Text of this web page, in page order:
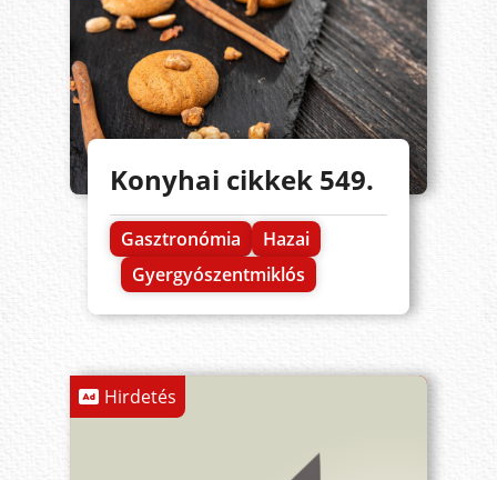
Konyhai cikkek 549.
Gasztronómia
Hazai
Gyergyószentmiklós
Hirdetés